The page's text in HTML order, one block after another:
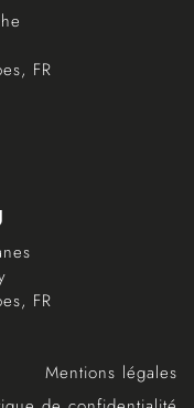
FR
FR
Mentions légales